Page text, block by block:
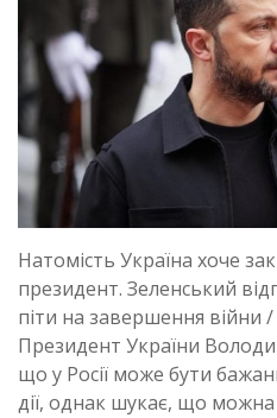
Натомість Україна хоче
президент. Зеленський
піти на завершення війни
Президент України
що у Росії може бути
дії, однак шукає, що